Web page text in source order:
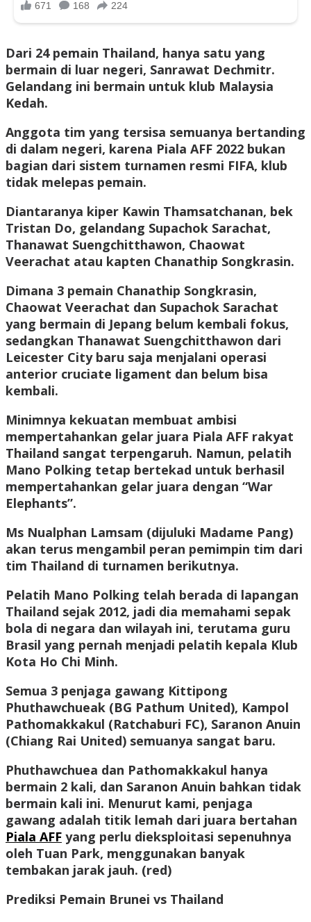
Dari 24 pemain Thailand, hanya satu yang
bermain di luar negeri, Sanrawat Dechmitr.
Gelandang ini bermain untuk klub Malaysia
Kedah.
Anggota tim yang tersisa semuanya bertanding
di dalam negeri, karena Piala AFF 2022 bukan
bagian dari sistem turnamen resmi FIFA, klub
tidak melepas pemain.
Diantaranya kiper Kawin Thamsatchanan, bek
Tristan Do, gelandang Supachok Sarachat,
Thanawat Suengchitthawon, Chaowat
Veerachat atau kapten Chanathip Songkrasin.
Dimana 3 pemain Chanathip Songkrasin,
Chaowat Veerachat dan Supachok Sarachat
yang bermain di Jepang belum kembali fokus,
sedangkan Thanawat Suengchitthawon dari
Leicester City baru saja menjalani operasi
anterior cruciate ligament dan belum bisa
kembali.
Minimnya kekuatan membuat ambisi
mempertahankan gelar juara Piala AFF rakyat
Thailand sangat terpengaruh. Namun, pelatih
Mano Polking tetap bertekad untuk berhasil
mempertahankan gelar juara dengan “War
Elephants”.
Ms Nualphan Lamsam (dijuluki Madame Pang)
akan terus mengambil peran pemimpin tim dari
tim Thailand di turnamen berikutnya.
Pelatih Mano Polking telah berada di lapangan
Thailand sejak 2012, jadi dia memahami sepak
bola di negara dan wilayah ini, terutama guru
Brasil yang pernah menjadi pelatih kepala Klub
Kota Ho Chi Minh.
Semua 3 penjaga gawang Kittipong
Phuthawchueak (BG Pathum United), Kampol
Pathomakkakul (Ratchaburi FC), Saranon Anuin
(Chiang Rai United) semuanya sangat baru.
Phuthawchuea dan Pathomakkakul hanya
bermain 2 kali, dan Saranon Anuin bahkan tidak
bermain kali ini. Menurut kami, penjaga
gawang adalah titik lemah dari juara bertahan
Piala AFF yang perlu dieksploitasi sepenuhnya
oleh Tuan Park, menggunakan banyak
tembakan jarak jauh. (red)
Prediksi Pemain Brunei vs Thailand